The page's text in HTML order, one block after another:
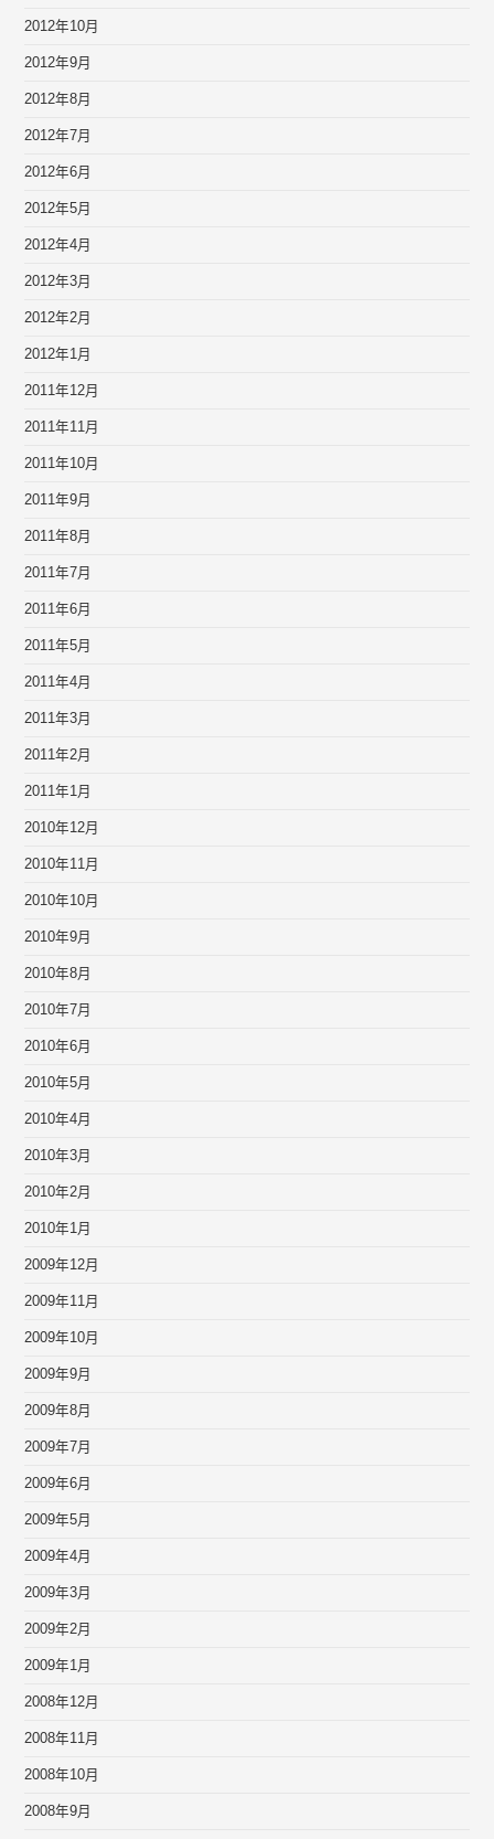
2012年10月
2012年9月
2012年8月
2012年7月
2012年6月
2012年5月
2012年4月
2012年3月
2012年2月
2012年1月
2011年12月
2011年11月
2011年10月
2011年9月
2011年8月
2011年7月
2011年6月
2011年5月
2011年4月
2011年3月
2011年2月
2011年1月
2010年12月
2010年11月
2010年10月
2010年9月
2010年8月
2010年7月
2010年6月
2010年5月
2010年4月
2010年3月
2010年2月
2010年1月
2009年12月
2009年11月
2009年10月
2009年9月
2009年8月
2009年7月
2009年6月
2009年5月
2009年4月
2009年3月
2009年2月
2009年1月
2008年12月
2008年11月
2008年10月
2008年9月